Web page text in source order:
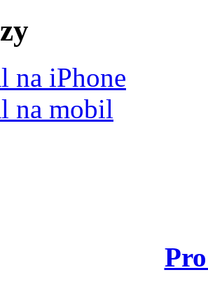
na iPhone
na mobil